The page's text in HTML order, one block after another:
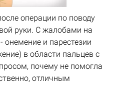
операции по поводу
руки. С жалобами на
и парестезии
в области пальцев с
почему не помогла
отличным